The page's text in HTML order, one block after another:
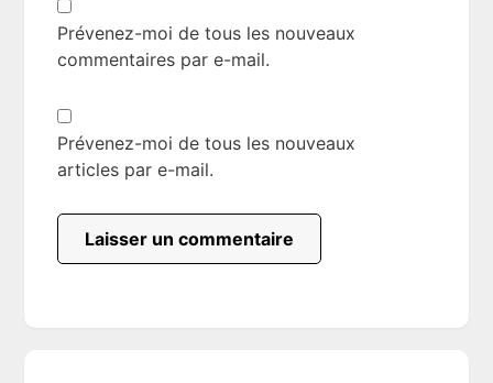
Prévenez-moi de tous les nouveaux
commentaires par e-mail.
Prévenez-moi de tous les nouveaux
articles par e-mail.